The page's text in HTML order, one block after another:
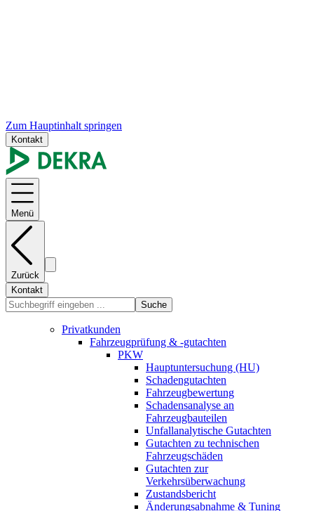
Zum Hauptinhalt springen
Kontakt
Menü
Zurück
Kontakt
Suche
Privatkunden
Fahrzeugprüfung & -gutachten
PKW
Hauptuntersuchung (HU)
Schadengutachten
Fahrzeugbewertung
Schadensanalyse an
Fahrzeugbauteilen
Unfallanalytische Gutachten
Gutachten zu technischen
Fahrzeugschäden
Gutachten zur
Verkehrsüberwachung
Zustandsbericht
Änderungsabnahme & Tuning